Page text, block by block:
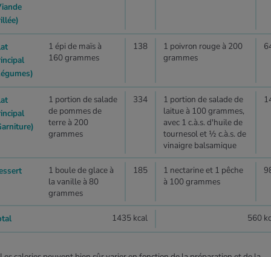
1 épi de maïs à
160 grammes
138
1 poivron rouge à 200
grammes
1 portion de salade
de pommes de
terre à 200
grammes
334
1 portion de salade de
laitue à 100 grammes,
avec 1 c.à.s. d'huile de
tournesol et ½ c.à.s. de
vinaigre balsamique
1 boule de glace à
la vanille à 80
grammes
185
1 nectarine et 1 pêche
à 100 grammes
1435 kcal 560